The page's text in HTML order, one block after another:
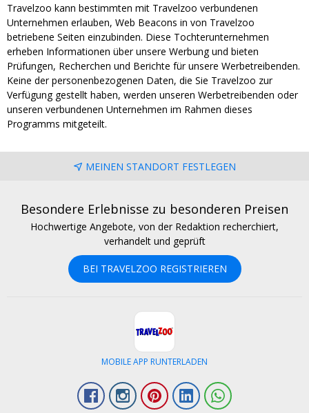
Travelzoo kann bestimmten mit Travelzoo verbundenen
Unternehmen erlauben, Web Beacons in von Travelzoo
betriebene Seiten einzubinden. Diese Tochterunternehmen
erheben Informationen über unsere Werbung und bieten
Prüfungen, Recherchen und Berichte für unsere Werbetreibenden.
Keine der personenbezogenen Daten, die Sie Travelzoo zur
Verfügung gestellt haben, werden unseren Werbetreibenden oder
unseren verbundenen Unternehmen im Rahmen dieses
Programms mitgeteilt.
MEINEN STANDORT FESTLEGEN
Besondere Erlebnisse zu besonderen Preisen
Hochwertige Angebote, von der Redaktion recherchiert,
verhandelt und geprüft
BEI TRAVELZOO REGISTRIEREN
MOBILE APP RUNTERLADEN
FacebookInstagramPinterestLinkedIn